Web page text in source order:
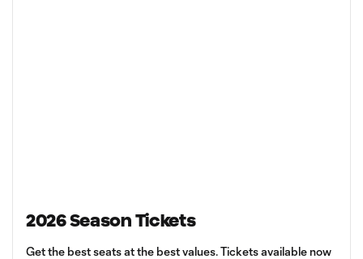
2026 Season Tickets
Get the best seats at the best values. Tickets available now